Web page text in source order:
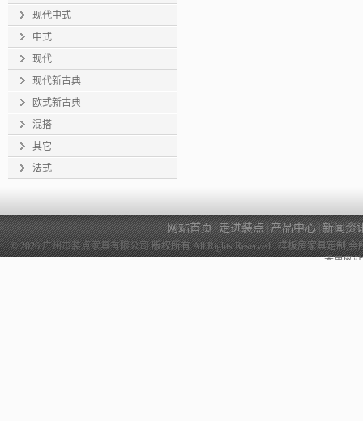
现代中式
中式
现代
现代新古典
欧式新古典
混搭
其它
法式
网站首页|走进装点|产品中心|新闻资
© 2026广州市装点家具有限公司版权所有 All Rights Reserved. 样板房家具定制,
番禺网